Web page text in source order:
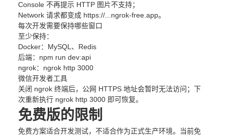
Console 不再提示 HTTP 图片不支持；
Network 请求都变成 https://...ngrok-free.app。
每次开发需要保持哪些窗口
至少保持：
Docker：MySQL、Redis
后端：npm run dev:api
ngrok：ngrok http 3000
微信开发者工具
关闭 ngrok 终端后，公网 HTTPS 地址会暂时无法访问；下
次重新执行 ngrok http 3000 即可恢复。
免费版的限制
免费方案适合开发测试，不适合作为正式生产环境。当前免